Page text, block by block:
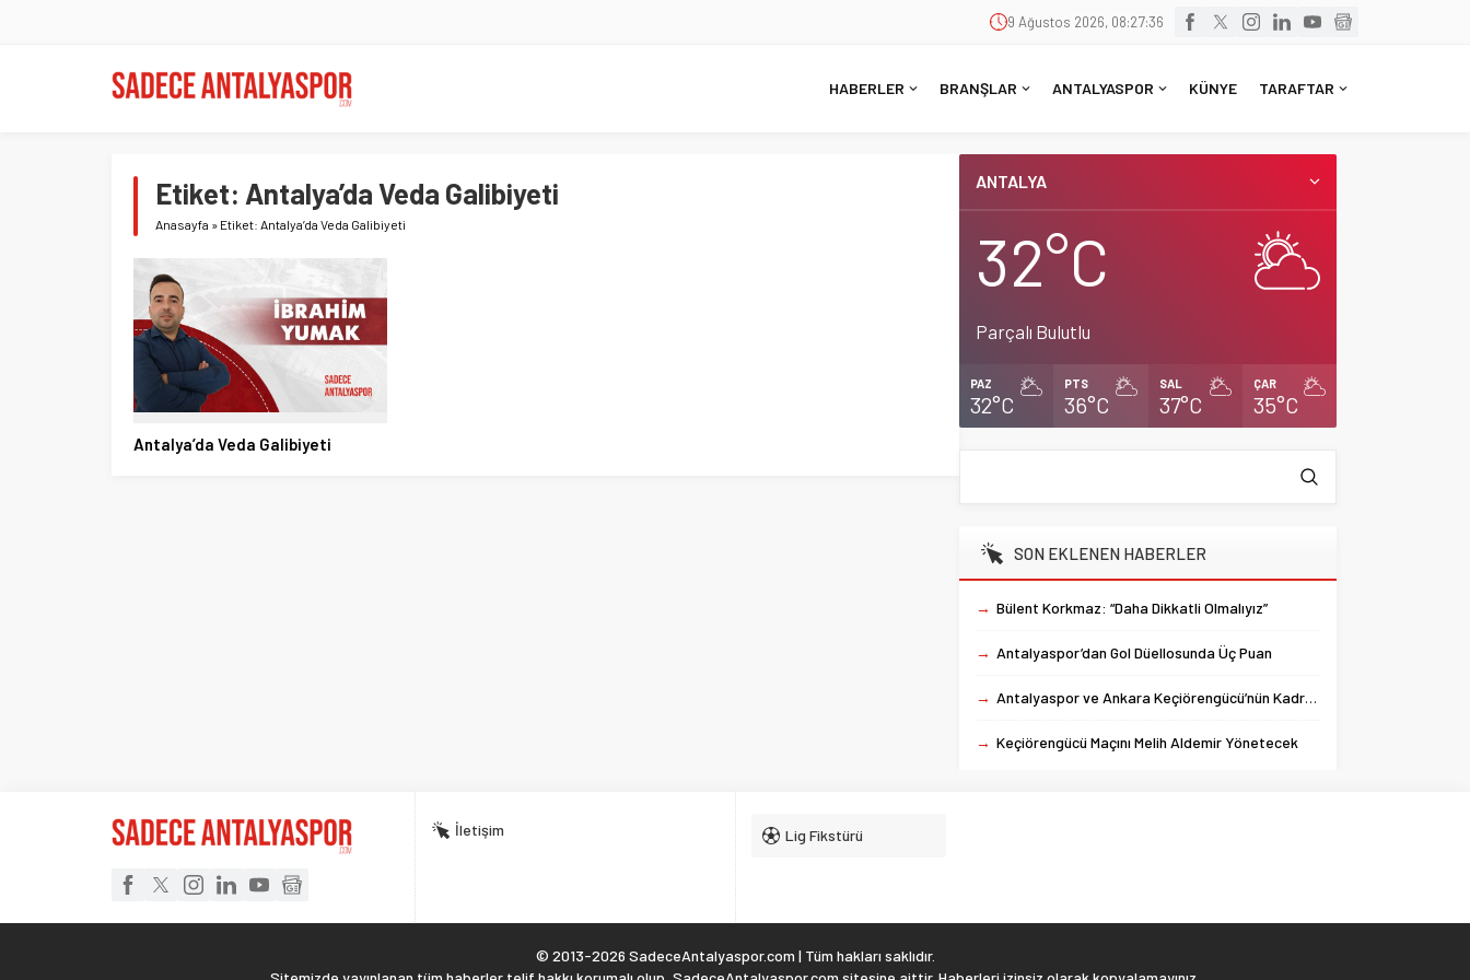
9 Ağustos 2026, 08:27:36
HABERLER BRANŞLAR ANTALYASPOR KÜNYE TARAFTAR
Etiket: Antalya’da Veda Galibiyeti
Anasayfa » Etiket: Antalya’da Veda Galibiyeti
Antalya’da Veda Galibiyeti
ANTALYA
32°C
Parçalı Bulutlu
PAZ
32°C
PTS
36°C
SAL
37°C
ÇAR
35°C
SON EKLENEN HABERLER
→ Bülent Korkmaz: “Daha Dikkatli Olmalıyız”
→ Antalyaspor’dan Gol Düellosunda Üç Puan
→ Antalyaspor ve Ankara Keçiörengücü’nün Kadroları Belli Oldu
→ Keçiörengücü Maçını Melih Aldemir Yönetecek
İletişim Lig Fikstürü
© 2013-2026 SadeceAntalyaspor.com | Tüm hakları saklıdır.